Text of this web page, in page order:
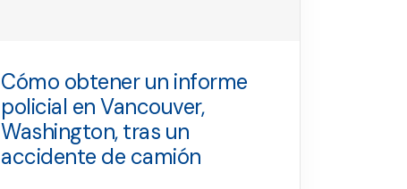
Cómo obtener un informe
policial en Vancouver,
Washington, tras un
accidente de camión